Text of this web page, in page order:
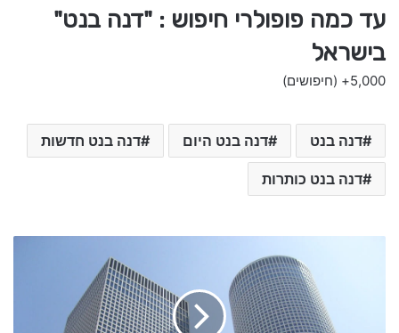
עד כמה פופולרי חיפוש : "דנה בנט"
בישראל
5,000+ (חיפושים)
דנה בנט דנה בנט היום דנה בנט חדשות
דנה בנט כותרות